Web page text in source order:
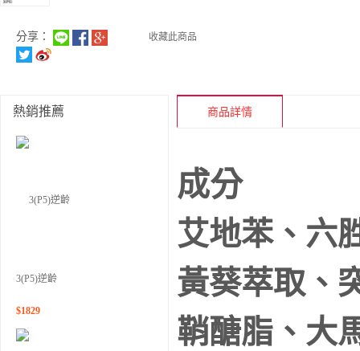
分享： 收藏此商品
熱銷推薦
3(P5)逆齡
$1829
商品詳情
成分
艾地苯、六
黃葵萃取、
鞘醣脂、大